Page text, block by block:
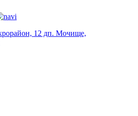
12 дп. Мочище,